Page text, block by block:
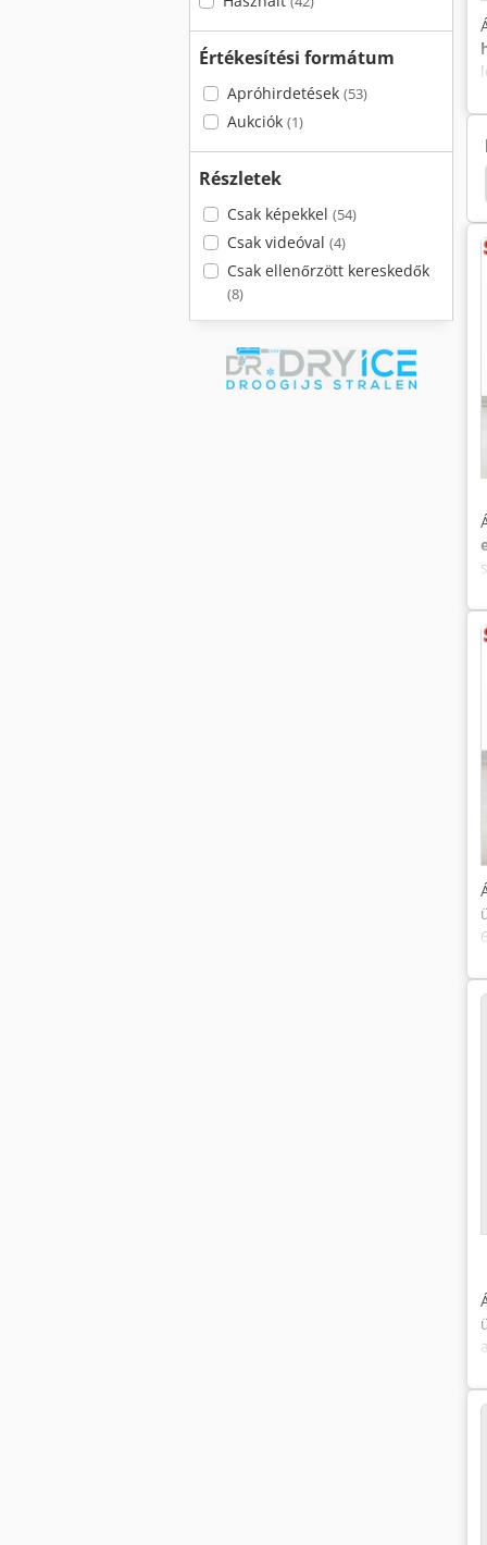
Értékesítési formátum
Apróhirdetések (53)
Aukciók (1)
Részletek
Csak képekkel (54)
Csak videóval (4)
Csak ellenőrzött kereskedők
(8)
Hako Sweepmaster 980 R